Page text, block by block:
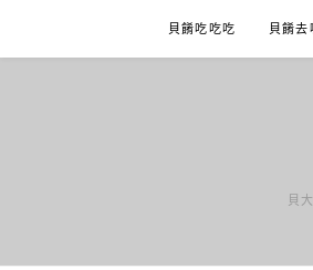
content
貝餚吃吃吃 貝餚去
貝